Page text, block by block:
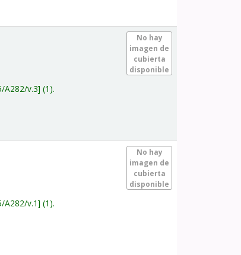
No hay
imagen de
cubierta
disponible
A282/v.3 (1).
No hay
imagen de
cubierta
disponible
A282/v.1 (1).